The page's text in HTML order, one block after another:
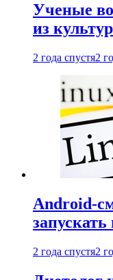
Ученые
из
2 года спустя2
Android-
2 года спустя2